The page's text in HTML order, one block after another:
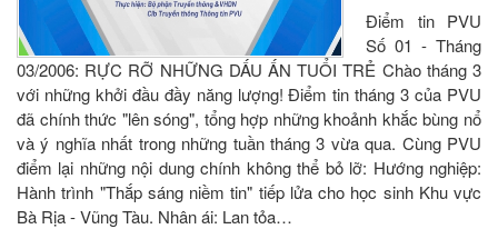
Điểm tin PVU
Số 01 - Tháng
03/2006: RỰC RỠ NHỮNG DẤU ẤN TUỔI TRẺ Chào tháng 3
với những khởi đầu đầy năng lượng! Điểm tin tháng 3 của PVU
đã chính thức "lên sóng", tổng hợp những khoảnh khắc bùng nổ
và ý nghĩa nhất trong những tuần tháng 3 vừa qua. Cùng PVU
điểm lại những nội dung chính không thể bỏ lỡ: Hướng nghiệp:
Hành trình "Thắp sáng niềm tin" tiếp lửa cho học sinh Khu vực
Bà Rịa - Vũng Tàu. Nhân ái: Lan tỏa…